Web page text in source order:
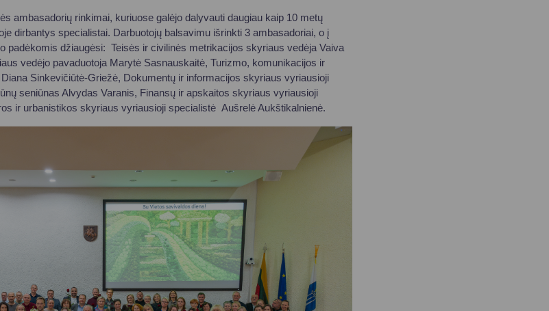
ambasadorių rinkimai, kuriuose galėjo dalyvauti daugiau kaip 10 metų
dirbantys specialistai. Darbuotojų balsavimu išrinkti 3 ambasadoriai, o į
padėkomis džiaugėsi: Teisės ir civilinės metrikacijos skyriaus vedėja Vaiva
vedėjo pavaduotoja Marytė Sasnauskaitė, Turizmo, komunikacijos ir
Sinkevičiūtė-Griežė, Dokumentų ir informacijos skyriaus vyriausioji
seniūnas Alvydas Varanis, Finansų ir apskaitos skyriaus vyriausioji
ir urbanistikos skyriaus vyriausioji specialistė Aušrelė Aukštikalnienė.